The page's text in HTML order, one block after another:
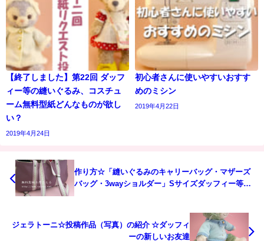
【終了しました】第22回 ダッフ
ィー等の縫いぐるみ、コスチュ
ーム無料型紙どんなものが欲し
い？
2019年4月24日
初心者さんに使いやすいおすす
めのミシン
2019年4月22日
作り方☆「縫いぐるみのキャリーバッグ・マザーズ
バッグ・3wayショルダー」Sサイズダッフィー等に
ジェラトーニ☆投稿作品（写真）の紹介 ☆ダッフィ
ーの新しいお友達